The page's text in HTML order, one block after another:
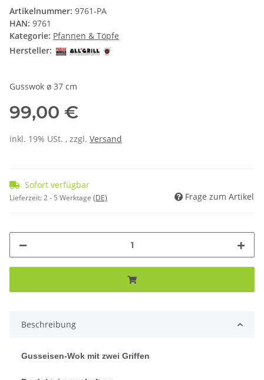
Artikelnummer: 9761-PA
HAN: 9761
Kategorie: Pfannen & Töpfe
Hersteller:
Gusswok ø 37 cm
99,00 €
inkl. 19% USt. , zzgl. Versand
Sofort verfügbar
Lieferzeit:2 - 5 Werktage (DE) Frage zum Artikel
Beschreibung
Gusseisen-Wok mit zwei Griffen